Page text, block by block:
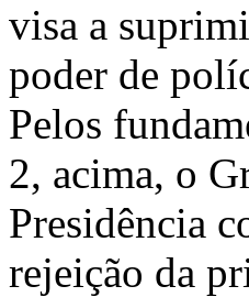
visa a
poder de
Pelos
2, acima, o
Presidência
rejeição da